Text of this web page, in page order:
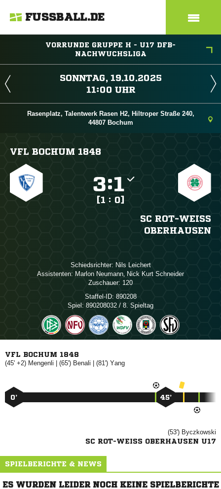
FUSSBALL.DE
VORRUNDE GRUPPE H - U17 DFB-
NACHWUCHSLIGA
 
 
Rasenplatz, Talentwerk Rasen H2, Hiltroper Straße 240,
44807 Bochum
VFL BOCHUM 1848
:
[1 : 0]
SC ROT-WEISS O
BERHAUSEN
Schiedsrichter:  
Assistenten:  ,   
Zuschauer: 120
Staffel-ID: 890208
Spiel: 890208032 / 8. Spieltag
VFL BOCHUM 1848
(45' +2)  | (65')  | (81') 
0’ 45’
(53') 
SC ROT-WEISS OBERHAUSEN U17
SPIELBERICHTE & NEWS
ES WURDEN LEIDER NOCH KEINE SPIELBERICHTE